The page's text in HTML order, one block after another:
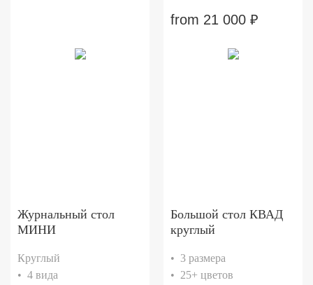
from 21 000 ₽
Журнальный стол
МИНИ
Круглый
• 4 вида
Большой стол КВАД
круглый
• 3 размера
• 25+ цветов